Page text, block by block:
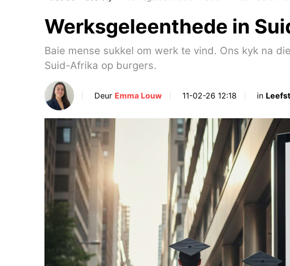
Werksgeleenthede in
Baie mense sukkel om werk te vind. Ons kyk na
Suid-Afrika op burgers.
Deur Emma Louw 11-02-26 12:18 in